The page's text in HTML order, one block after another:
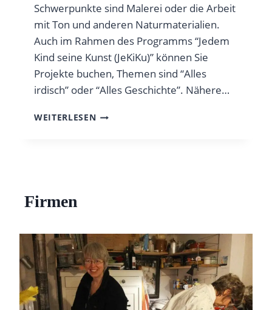
Schwerpunkte sind Malerei oder die Arbeit
mit Ton und anderen Naturmaterialien.
Auch im Rahmen des Programms “Jedem
Kind seine Kunst (JeKiKu)” können Sie
Projekte buchen, Themen sind “Alles
irdisch” oder “Alles Geschichte”. Nähere…
WEITERLESENP
R
S
C
H
U
Firmen